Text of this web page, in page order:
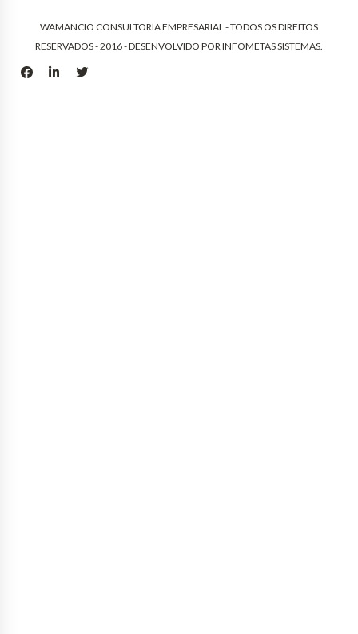
WAMANCIO CONSULTORIA EMPRESARIAL - TODOS OS DIREITOS
RESERVADOS - 2016 - DESENVOLVIDO PORINFOMETAS SISTEMAS.